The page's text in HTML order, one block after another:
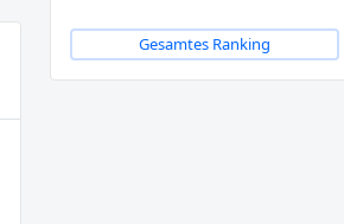
Gesamtes Ranking